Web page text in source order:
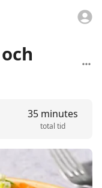
35 minutes
total tid